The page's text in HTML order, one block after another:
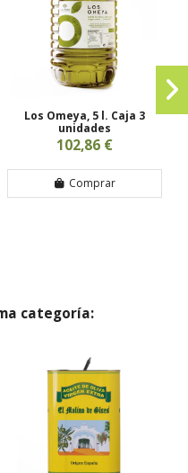
Los Omeya, 5 l. Caja 3
unidades
102,86 €
Comprar
categoría: